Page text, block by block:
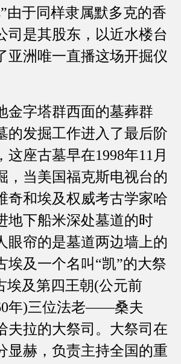
由于同样隶属默多克的香
司是其股东，以近水楼台
亚洲唯一直播这场开掘仪
字塔群西面的墓葬群
的发掘工作进入了最后阶
这座古墓早在1998年11月
，当美国福克斯电视台的
奇和埃及权威考古学家哈
地下船米深处墓道的时
眼帘的是墓道两边墙上的
埃及一个名叫“凯”的大祭
埃及第四王朝(公元前
年)三位法老——桑夫
夫拉的大祭司。大祭司在
显赫，负责主持全国的重